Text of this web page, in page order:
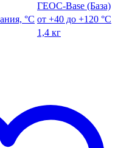
ГЕОС-Base (База)
°С от +40 до +120 °С
1,4 кг